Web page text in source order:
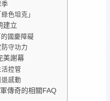
季
色坦克」
建立
國慶障礙
守功力
美謝幕
控管
退感動
傳奇的相關FAQ